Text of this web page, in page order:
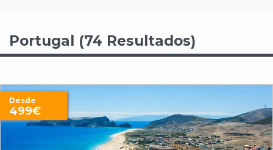
Portugal (74 Resultados)
Desde
499€